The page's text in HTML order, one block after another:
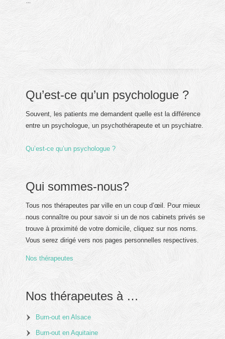
Qu’est-ce qu’un psychologue ?
Souvent, les patients me demandent quelle est la différence
entre un psychologue, un psychothérapeute et un psychiatre.
Qu’est-ce qu’un psychologue ?
Qui sommes-nous?
Tous nos thérapeutes par ville en un coup d’œil. Pour mieux
nous connaître ou pour savoir si un de nos cabinets privés se
trouve à proximité de votre domicile, cliquez sur nos noms.
Vous serez dirigé vers nos pages personnelles respectives.
Nos thérapeutes
Nos thérapeutes à …
Burn-out en Alsace
Burn-out en Aquitaine